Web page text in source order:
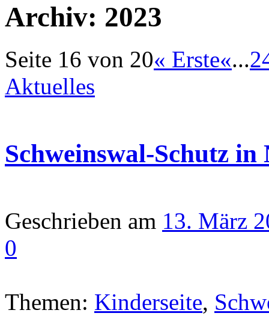
Archiv: 2023
Seite 16 von 20« Erste«...2
Aktuelles
Schweinswal-Schutz in
Geschrieben am 13. März
0
Themen: Kinderseite,